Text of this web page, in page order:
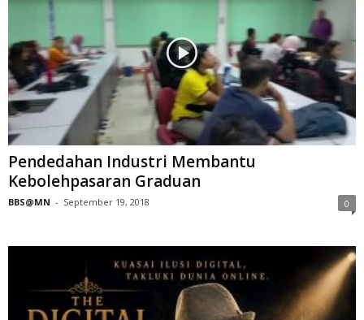
Pendedahan Industri Membantu
Kebolehpasaran Graduan
BBS@MN - September 19, 2018 0